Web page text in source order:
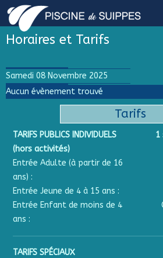
Horaires et Tarifs
Samedi 08 Novembre 2025
Aucun évènement trouvé
Tarifs
TARIFS PUBLICS INDIVIDUELS
(hors activités)
1
Entrée Adulte (à partir de 16
ans) :
Entrée Jeune de 4 à 15 ans :
Entrée Enfant de moins de 4
ans :
TARIFS SPÉCIAUX